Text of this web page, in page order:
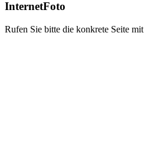
InternetFoto
Rufen Sie bitte die konkrete Seite